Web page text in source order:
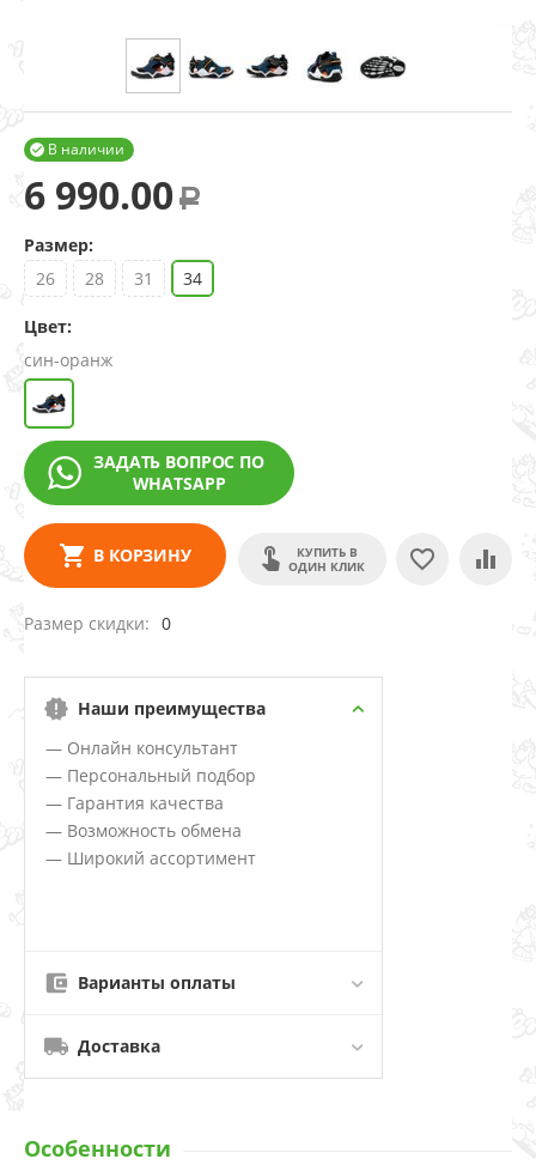
В наличии

6 990.00 Р
Размер:
26
28 31 34
Цвет:
син-оранж
ЗАДАТЬ ВОПРОС ПО
WHATSAPP
В КОРЗИНУ
КУПИТЬ В
ОДИН КЛИК
Размер скидки 0
Наши преимущества
— Онлайн консультант
— Персональный подбор
— Гарантия качества
— Возможность обмена
— Широкий ассортимент
Варианты оплаты
Доставка
Особенности